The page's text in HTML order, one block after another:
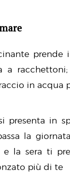
a
in acqua
presenta in
la
e la sera ti
più di te